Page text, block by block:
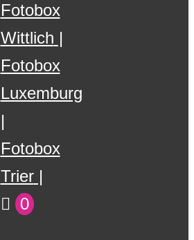
Fotobox
Wittlich
Fotobox
Luxemburg
Fotobox
Trier
0